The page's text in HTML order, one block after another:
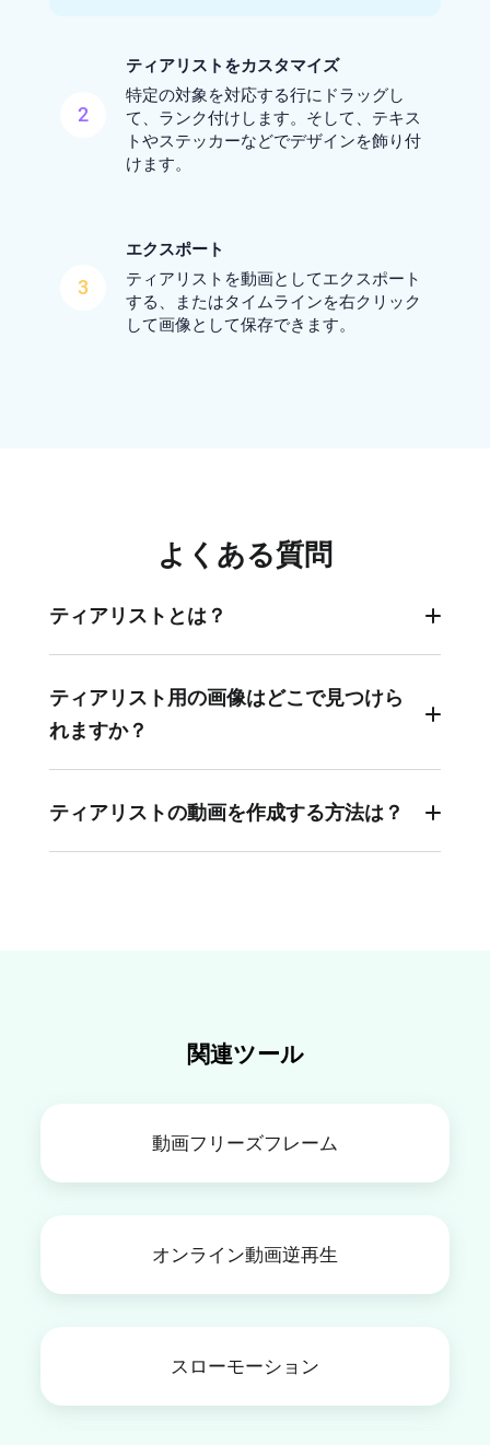
2
ティアリストをカスタマイズ
特定の対象を対応する行にドラッグし
て、ランク付けします。そして、テキス
トやステッカーなどでデザインを飾り付
けます。
3
エクスポート
ティアリストを動画としてエクスポート
する、またはタイムラインを右クリック
して画像として保存できます。
よくある質問
ティアリストとは？
は要素をその特徴、人気、またはその他の基準に
基づいてカテゴリ分けするランキングシステムで
ア」が通常最高レベルを表します。
ティアリスト用の画像はどこで見つけら
れますか？
アイコン、イラストから素材を選択することがで
ティアリストの動画を作成する方法は？
関連ツール
動画フリーズフレーム
オンライン動画逆再生
スローモーション